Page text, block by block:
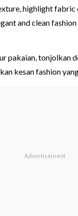
highlight fabric
and clean
pakaian, tonjolkan
kesan fashion